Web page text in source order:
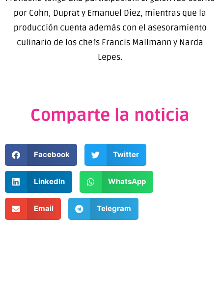
por Cohn, Duprat y Emanuel Diez, mientras que la
producción cuenta además con el asesoramiento
culinario de los chefs Francis Mallmann y Narda
Lepes.
Comparte la noticia
Facebook Twitter
LinkedIn WhatsApp
Email Telegram